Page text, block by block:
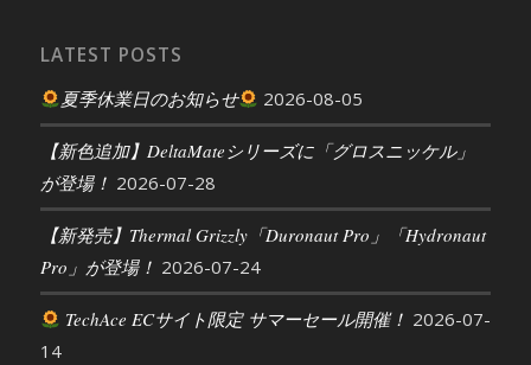
LATEST POSTS
夏季休業日のお知らせ 2026-08-05
【新色追加】DeltaMateシリーズに「グロスニッケル」
が登場！ 2026-07-28
【新発売】Thermal Grizzly「Duronaut Pro」「Hydronaut
Pro」が登場！ 2026-07-24
TechAce ECサイト限定 サマーセール開催！ 2026-07-
14